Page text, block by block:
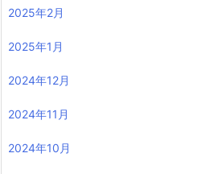
2025年2月
2025年1月
2024年12月
2024年11月
2024年10月